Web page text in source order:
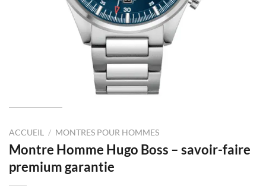
ACCUEIL / MONTRES POUR HOMMES
Montre Homme Hugo Boss – savoir-faire
premium garantie